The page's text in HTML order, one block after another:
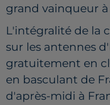
grand vainqueur à
L'intégralité de la
sur les antennes
gratuitement en
en basculant de
d'après-midi à